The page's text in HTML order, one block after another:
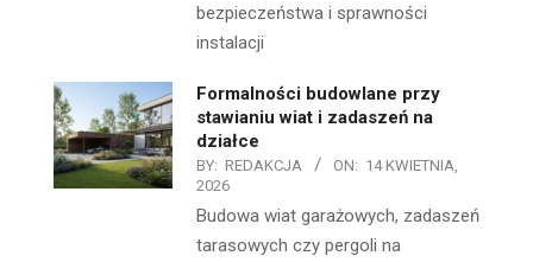
bezpieczeństwa i sprawności
instalacji
Formalności budowlane przy
stawianiu wiat i zadaszeń na
działce
BY: REDAKCJA ON: 14 KWIETNIA,
2026
Budowa wiat garażowych, zadaszeń
tarasowych czy pergoli na